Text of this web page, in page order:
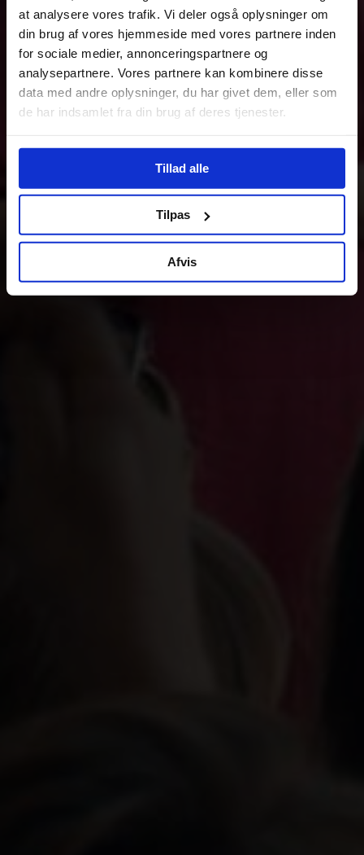
at analysere vores trafik. Vi deler også oplysninger om
din brug af vores hjemmeside med vores partnere inden
for sociale medier, annonceringspartnere og
analysepartnere. Vores partnere kan kombinere disse
data med andre oplysninger, du har givet dem, eller som
de har indsamlet fra din brug af deres tjenester.
Tillad alle
Tilpas
Afvis